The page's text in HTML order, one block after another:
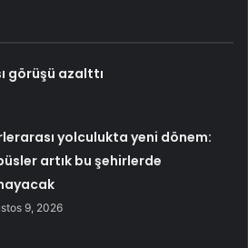
görüşü azalttı
yolculukta yeni dönem:
artık bu şehirlerde
9, 2026